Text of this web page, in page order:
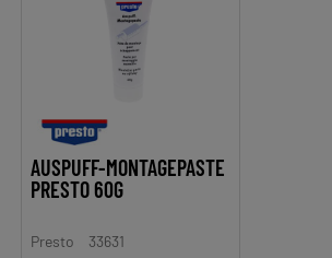
AUSPUFF-MONTAGEPASTE
PRESTO 60G
Presto 33631